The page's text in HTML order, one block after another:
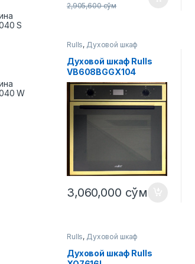
2,905,600сўм
Rulls, Духовой шкаф
Духовой шкаф Rulls
VB608BGGX104
3,060,000 сўм
Rulls, Духовой шкаф
Духовой шкаф Rulls
S
W